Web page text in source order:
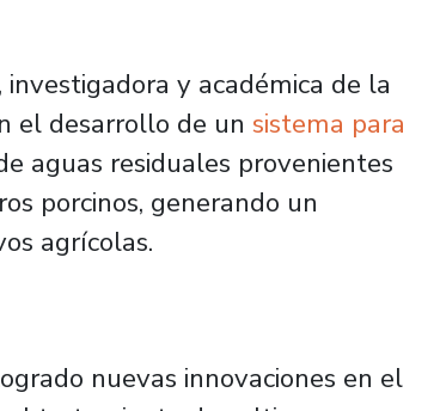
investigadora y académica de la
el desarrollo de un sistema para
aguas residuales provenientes
porcinos, generando un
agrícolas.
nuevas innovaciones en el